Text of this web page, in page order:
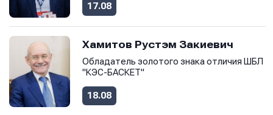
17.08
Хамитов Рустэм Закиевич
Обладатель золотого знака отличия ШБЛ
"КЭС-БАСКЕТ"
18.08